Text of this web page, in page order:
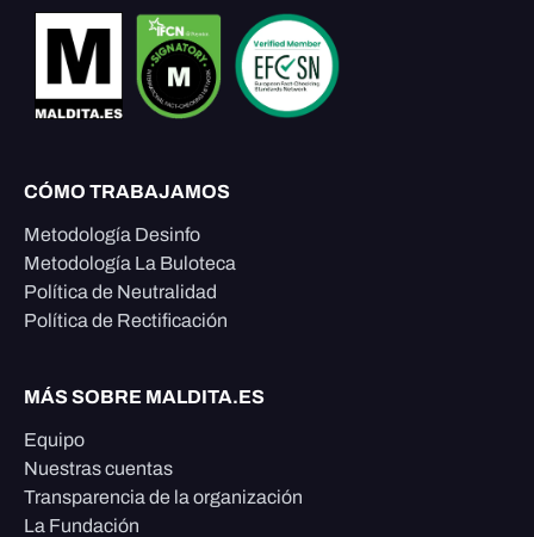
CÓMO TRABAJAMOS
Metodología Desinfo
Metodología La Buloteca
Política de Neutralidad
Política de Rectificación
MÁS SOBRE MALDITA.ES
Equipo
Nuestras cuentas
Transparencia de la organización
La Fundación